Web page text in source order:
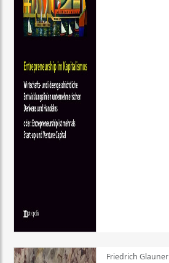
Friedrich Glauner